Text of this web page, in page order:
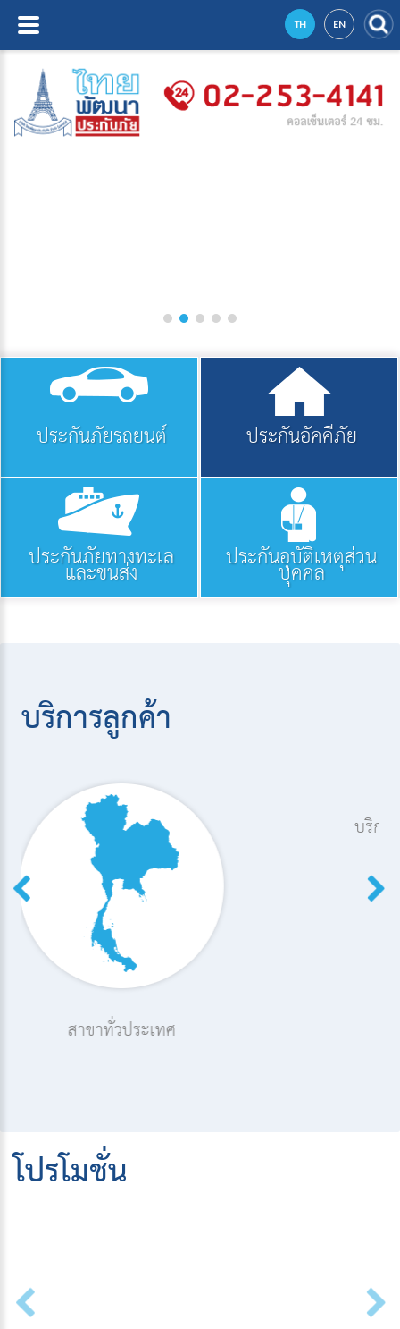
TH EN
ประกันภัยรถยนต์ ประกันอัคคีภัย
ประกันภัยทางทะเล
และขนส่ง ประกันอุบัติเหตุส่วน
บุคคล
บริการลูกค้า
บริการช่วยเหลือฉุกเฉินรถเ
โปรโมชั่น